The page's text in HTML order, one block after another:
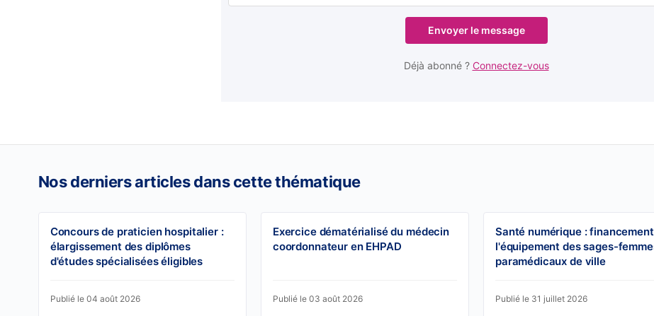
Envoyer le message
Déjà abonné ? Connectez-vous
Nos derniers articles dans cette thématique
Concours de praticien hospitalier :
élargissement des diplômes
d'études spécialisées éligibles
Publié le 04 août 2026
Exercice dématérialisé du médecin
coordonnateur en EHPAD
Publié le 03 août 2026
Santé numérique :
l'équipement des sages-
paramédicaux de ville
Publié le 31 juillet 2026